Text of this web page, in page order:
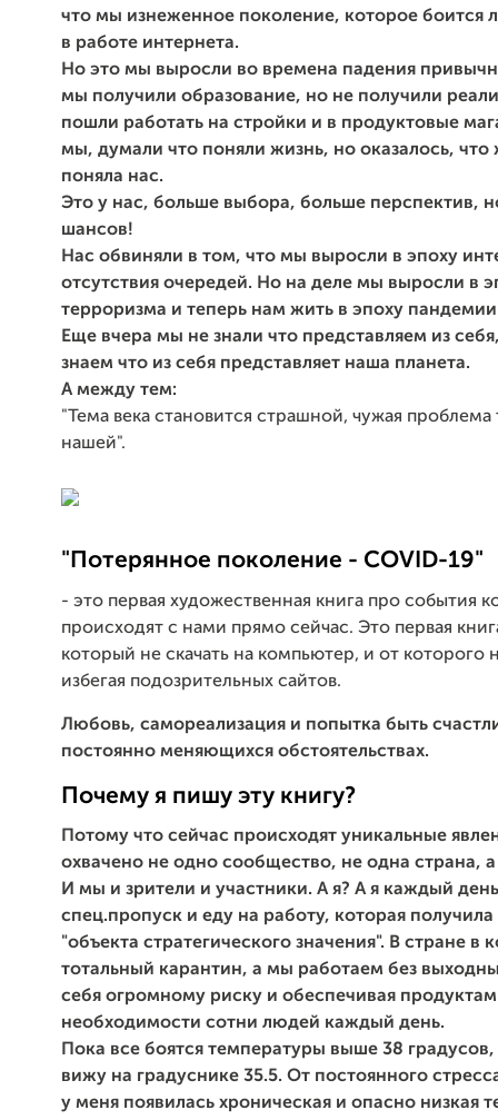
что мы изнеженное поколение, которое боится
в работе интернета.
Но это мы выросли во времена падения
мы получили образование, но не получили
пошли работать на стройки и в продуктовые
мы, думали что поняли жизнь, но оказалось, что
поняла нас.
Это у нас, больше выбора, больше перспектив,
шансов!
Нас обвиняли в том, что мы выросли в эпоху
отсутствия очередей. Но на деле мы выросли в
терроризма и теперь нам жить в эпоху
Еще вчера мы не знали что представляем из
знаем что из себя представляет наша планета.
А между тем:
"Тема века становится страшной, чужая проблема
нашей".
"Потерянное поколение - COVID-19"
- это первая художественная книга про события
происходят с нами прямо сейчас. Это первая
который не скачать на компьютер, и от которого
избегая подозрительных сайтов.
Любовь, самореализация и попытка быть
постоянно меняющихся обстоятельствах.
Почему я пишу эту книгу?
Потому что сейчас происходят уникальные
охвачено не одно сообщество, не одна страна,
И мы и зрители и участники. А я? А я каждый
спец.пропуск и еду на работу, которая получила
"объекта стратегического значения". В стране в
тотальный карантин, а мы работаем без
себя огромному риску и обеспечивая
необходимости сотни людей каждый день.
Пока все боятся температуры выше 38
вижу на градуснике 35.5. От постоянного
у меня появилась хроническая и опасно низкая